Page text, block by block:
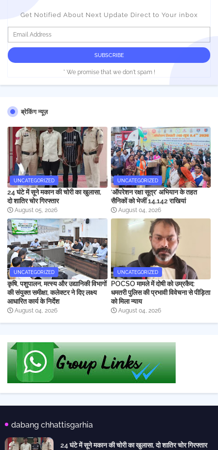
Get Notified About Next Update Direct to Your inbox
* We promise that we don't spam !
ब्रेकिंग न्यूज़
UNCATEGORIZED
24 घंटे में सूने मकान की चोरी का खुलासा,
दो शातिर चोर गिरफ्तार
August 05, 2026
UNCATEGORIZED
‘ऑपरेशन रक्षा सूत्र’ अभियान के तहत
सैनिकों को भेजीं 14,142 राखियां
August 04, 2026
UNCATEGORIZED
कृषि, पशुपालन, मत्स्य और उद्यानिकी विभागों
की संयुक्त समीक्षा, कलेक्टर ने दिए लक्ष्य
आधारित कार्य के निर्देश
August 04, 2026
UNCATEGORIZED
POCSO मामले में दोषी को उम्रकैद:
धमतरी पुलिस की प्रभावी विवेचना से पीड़िता
को मिला न्याय
August 04, 2026
dabang chhattisgarhia
24 घंटे में सूने मकान की चोरी का खुलासा, दो शातिर चोर गिरफ्तार